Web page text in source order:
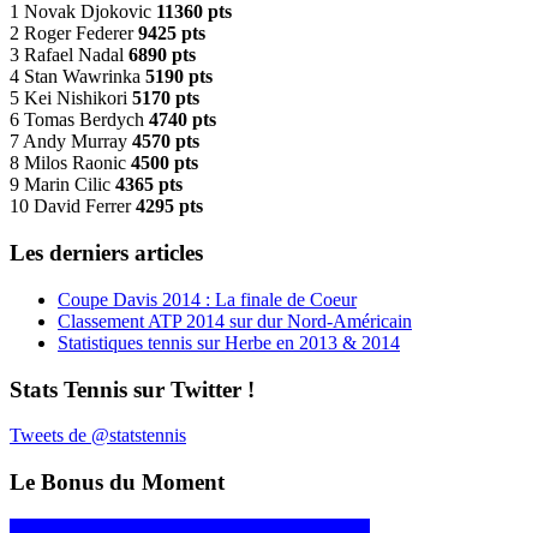
1 Novak Djokovic 11360 pts
2 Roger Federer9425 pts
3 Rafael Nadal 6890 pts
4 Stan Wawrinka 5190 pts
5 Kei Nishikori 5170 pts
6 Tomas Berdych 4740 pts
7 Andy Murray 4570 pts
8 Milos Raonic 4500 pts
9 Marin Cilic 4365 pts
10 David Ferrer4295 pts
Les derniers articles
Coupe Davis 2014 : La finale de Coeur
Classement ATP 2014 sur dur Nord-Américain
Statistiques tennis sur Herbe en 2013 & 2014
Stats Tennis sur Twitter !
Tweets de @statstennis
Le Bonus du Moment